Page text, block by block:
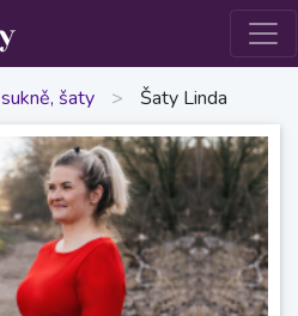
sukně, šaty > Šaty Linda